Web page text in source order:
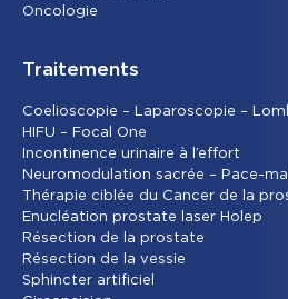
Oncologie
Traitements
Coelioscopie – Laparoscopie –
HIFU – Focal One
Incontinence urinaire à l’effort
Neuromodulation sacrée – Pace-
Thérapie ciblée du Cancer de la
Enucléation prostate laser Holep
Résection de la prostate
Résection de la vessie
Sphincter artificiel